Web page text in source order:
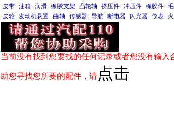
皮带 油箱 润滑 橡胶支架 凸轮轴 挤压件 冲压件 橡胶件
皮轮 发动机悬置 曲轴 传感器 导航 断电器 闪光器 仪表
当前没有找到您要找的任何记录或者您没有输
助您寻找您所要的配件，请 点击